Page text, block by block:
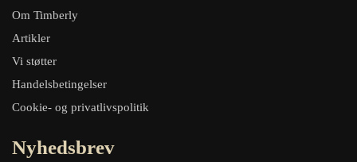
Om Timberly
Artikler
Vi støtter
Handelsbetingelser
Cookie- og privatlivspolitik
Nyhedsbrev